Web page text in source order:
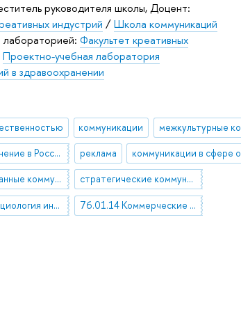
руководителя школы, Доцент:
индустрий /Школа коммуникаций
Факультет креативных
Проектно-учебная лаборатория
в здравоохранении
коммуникации
здравоохранение в России реклама
интегрированные коммуникации стратегические коммуникации
04.51.54 Социология информации и коммуникации 76.01.14 Коммерческие вопросы, маркетинг, конъюнктура, реклама в медицине и здравоохранении